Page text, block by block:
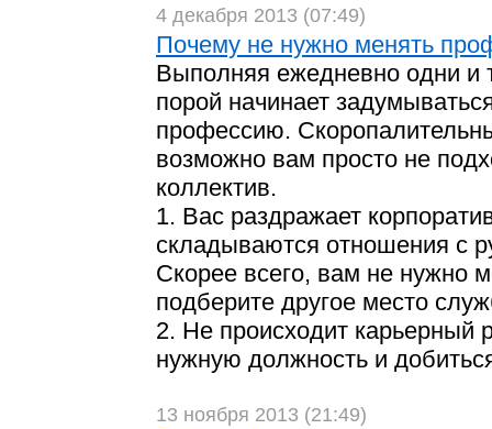
4 декабря 2013 (07:49)
Почему не нужно менять
Выполняя ежедневно одни и
порой начинает
профессию.
возможно вам просто не
коллектив.
1. Вас раздражает
складываются отношения с
Скорее всего, вам не нужно
подберите другое место
2. Не происходит карьерный
нужную должность и
13 ноября 2013 (21:49)